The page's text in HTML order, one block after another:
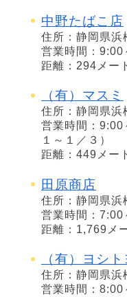
中野たばこ店
住所：静岡県浜
営業時間：9:00
距離：294メー
（有）マスミ
住所：静岡県浜
営業時間：9:00
１～１／３）
距離：449メー
田原商店
住所：静岡県浜
営業時間：7:00
距離：1,769メ
（有）ヨシト
住所：静岡県浜
営業時間：8:00